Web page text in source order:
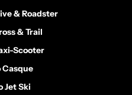
& Roadster
& Trail
Scooter
Jet Ski